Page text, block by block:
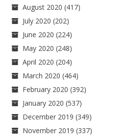
August 2020 (417)
July 2020 (202)
June 2020 (224)
May 2020 (248)
April 2020 (204)
March 2020 (464)
February 2020 (392)
January 2020 (537)
December 2019 (349)
November 2019 (337)